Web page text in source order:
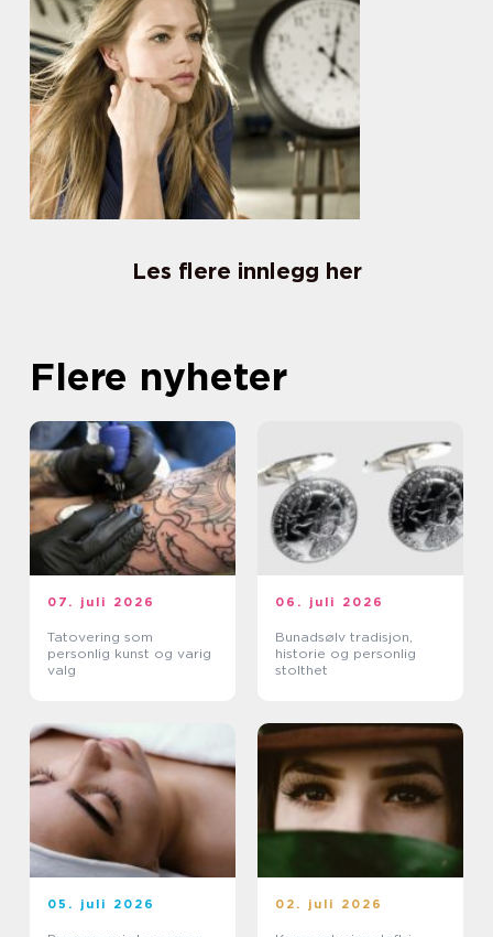
Les flere innlegg her
Flere nyheter
07. juli 2026
Tatovering som
personlig kunst og varig
valg
06. juli 2026
Bunadsølv tradisjon,
historie og personlig
stolthet
05. juli 2026 02. juli 2026